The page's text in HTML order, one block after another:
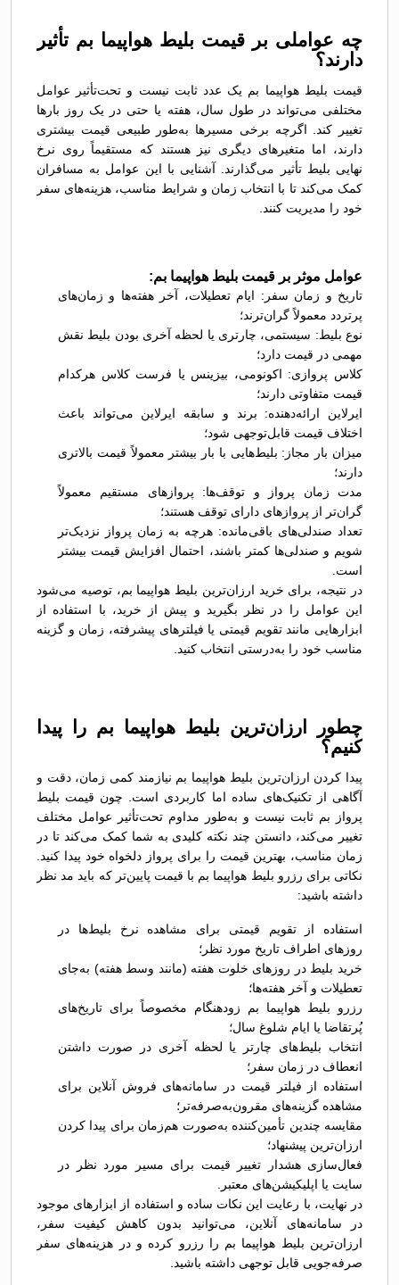
چه عواملی بر قیمت بلیط هواپیما بم تأثیر
دارند؟
قیمت بلیط هواپیما بم یک عدد ثابت نیست و تحت‌تأثیر عوامل
مختلفی می‌تواند در طول سال، هفته یا حتی در یک روز بارها
تغییر کند. اگرچه برخی مسیرها به‌طور طبیعی قیمت بیشتری
دارند، اما متغیرهای دیگری نیز هستند که مستقیماً روی نرخ
نهایی بلیط تأثیر می‌گذارند. آشنایی با این عوامل به مسافران
کمک می‌کند تا با انتخاب زمان و شرایط مناسب، هزینه‌های سفر
خود را مدیریت کنند.
عوامل موثر بر قیمت بلیط هواپیما بم:
تاریخ و زمان سفر: ایام تعطیلات، آخر هفته‌ها و زمان‌های
پرتردد معمولاً گران‌ترند؛
نوع بلیط: سیستمی، چارتری یا لحظه آخری بودن بلیط نقش
مهمی در قیمت دارد؛
کلاس پروازی: اکونومی، بیزینس یا فرست کلاس هرکدام
قیمت متفاوتی دارند؛
ایرلاین ارائه‌دهنده: برند و سابقه ایرلاین می‌تواند باعث
اختلاف قیمت قابل‌توجهی شود؛
میزان بار مجاز: بلیط‌هایی با بار بیشتر معمولاً قیمت بالاتری
دارند؛
مدت زمان پرواز و توقف‌ها: پروازهای مستقیم معمولاً
گران‌تر از پروازهای دارای توقف هستند؛
تعداد صندلی‌های باقی‌مانده: هرچه به زمان پرواز نزدیک‌تر
شویم و صندلی‌ها کمتر باشند، احتمال افزایش قیمت بیشتر
است.
در نتیجه، برای خرید ارزان‌ترین بلیط هواپیما بم، توصیه می‌شود
این عوامل را در نظر بگیرید و پیش از خرید، با استفاده از
ابزارهایی مانند تقویم قیمتی یا فیلترهای پیشرفته، زمان و گزینه
مناسب خود را به‌درستی انتخاب کنید.
چطور ارزان‌ترین بلیط هواپیما بم را پیدا
کنیم؟
پیدا کردن ارزان‌ترین بلیط هواپیما بم نیازمند کمی زمان، دقت و
آگاهی از تکنیک‌های ساده اما کاربردی است. چون قیمت بلیط
پرواز بم ثابت نیست و به‌طور مداوم تحت‌تأثیر عوامل مختلف
تغییر می‌کند، دانستن چند نکته کلیدی به شما کمک می‌کند تا در
زمان مناسب، بهترین قیمت را برای پرواز دلخواه خود پیدا کنید.
نکاتی برای رزرو بلیط هواپیما بم با قیمت پایین‌تر که باید مد نظر
داشته باشید:
استفاده از تقویم قیمتی برای مشاهده نرخ بلیط‌ها در
روزهای اطراف تاریخ مورد نظر؛
خرید بلیط در روزهای خلوت هفته (مانند وسط هفته) به‌جای
تعطیلات و آخر هفته‌ها؛
رزرو بلیط هواپیما بم زودهنگام مخصوصاً برای تاریخ‌های
پُرتقاضا یا ایام شلوغ سال؛
انتخاب بلیط‌های چارتر یا لحظه آخری در صورت داشتن
انعطاف در زمان سفر؛
استفاده از فیلتر قیمت در سامانه‌های فروش آنلاین برای
مشاهده گزینه‌های مقرون‌به‌صرفه‌تر؛
مقایسه چندین تأمین‌کننده به‌صورت هم‌زمان برای پیدا کردن
ارزان‌ترین پیشنهاد؛
فعال‌سازی هشدار تغییر قیمت برای مسیر مورد نظر در
سایت یا اپلیکیشن‌های معتبر.
در نهایت، با رعایت این نکات ساده و استفاده از ابزارهای موجود
در سامانه‌های آنلاین، می‌توانید بدون کاهش کیفیت سفر،
ارزان‌ترین بلیط هواپیما بم را رزرو کرده و در هزینه‌های سفر
صرفه‌جویی قابل توجهی داشته باشید.